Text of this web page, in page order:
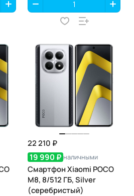
22 210 ₽
19 990 ₽ наличными
Смартфон Xiaomi POCO
M8, 8/512 ГБ, Silver
(серебристый)